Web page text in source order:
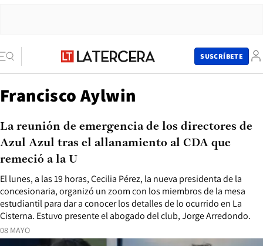
SUSCRÍBETE
Francisco Aylwin
08 MAYO
El lunes, a las 19 horas, Cecilia Pérez, la nueva presidenta de la
concesionaria, organizó un zoom con los miembros de la mesa
estudiantil para dar a conocer los detalles de lo ocurrido en La
Cisterna. Estuvo presente el abogado del club, Jorge Arredondo.
La reunión de emergencia de los directores de
Azul Azul tras el allanamiento al CDA que
remeció a la U